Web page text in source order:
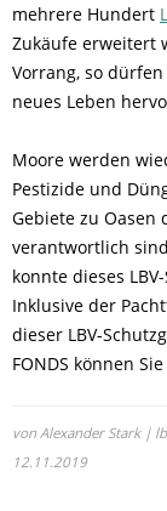
mehrere Hundert
Zukäufe erweitert
Vorrang, so
neues Leben
Moore werden
Pestizide und
Gebiete zu
verantwortlich
konnte dieses
Inklusive der
dieser LBV-
FONDS können
von Alexander Stark |
12.11.2019